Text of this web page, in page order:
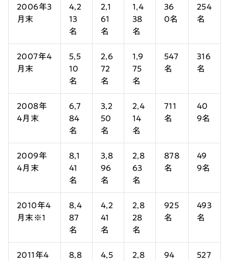
2006年3
月末
4,2
13
名
2,1
61
名
1,4
38
名
36
0名
254
名
2007年4
月末
5,5
10
名
2,6
72
名
1,9
75
名
547
名
316
名
2008年
4月末
6,7
84
名
3,2
50
名
2,4
14
名
711
名
40
9名
2009年
4月末
8,1
41
名
3,8
96
名
2,8
63
名
878
名
49
9名
2010年4
月末 ※1
8,4
87
名
4,2
41
名
2,8
28
名
925
名
493
名
2011年4 8,8 4,5 2,8 94 527